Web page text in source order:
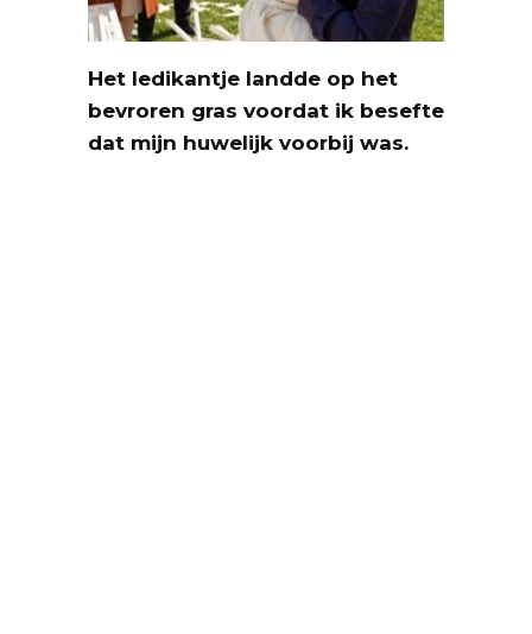
Het ledikantje landde op het
bevroren gras voordat ik besefte
dat mijn huwelijk voorbij was.